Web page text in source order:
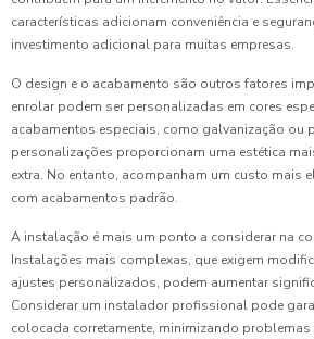
características adicionam conveniência e
investimento adicional para muitas empresas.
O design e o acabamento são outros fatores
enrolar podem ser personalizadas em cores
acabamentos especiais, como galvanização ou
personalizações proporcionam uma estética
extra. No entanto, acompanham um custo mais
com acabamentos padrão.
A instalação é mais um ponto a considerar na
Instalações mais complexas, que exigem
ajustes personalizados, podem aumentar
Considerar um instalador profissional pode
colocada corretamente, minimizando